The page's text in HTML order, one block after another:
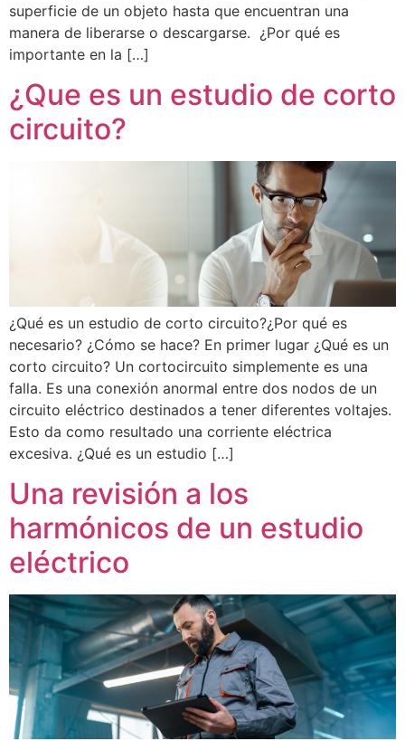
superficie de un objeto hasta que encuentran una
manera de liberarse o descargarse. ¿Por qué es
importante en la […]
¿Que es un estudio de corto
circuito?
¿Qué es un estudio de corto circuito?¿Por qué es
necesario? ¿Cómo se hace? En primer lugar ¿Qué es un
corto circuito? Un cortocircuito simplemente es una
falla. Es una conexión anormal entre dos nodos de un
circuito eléctrico destinados a tener diferentes voltajes.
Esto da como resultado una corriente eléctrica
excesiva. ¿Qué es un estudio […]
Una revisión a los
harmónicos de un estudio
eléctrico